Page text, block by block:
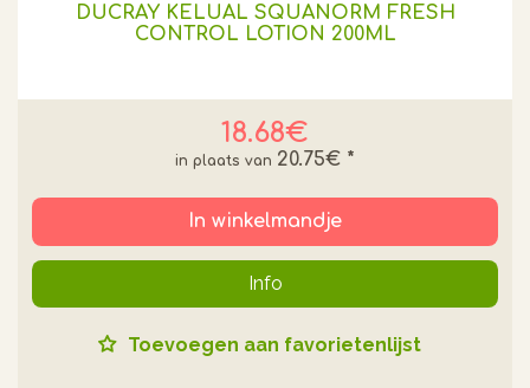
DUCRAY KELUAL SQUANORM FRESH
CONTROL LOTION 200ML
18.68€
20.75€ *
In winkelmandje
Info
Toevoegen aan favorietenlijst